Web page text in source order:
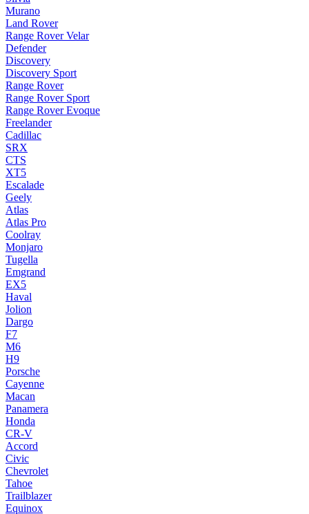
Murano
Land Rover
Range Rover Velar
Defender
Discovery
Discovery Sport
Range Rover
Range Rover Sport
Range Rover Evoque
Freelander
Cadillac
SRX
CTS
XT5
Escalade
Geely
Atlas
Atlas Pro
Coolray
Monjaro
Tugella
Emgrand
EX5
Haval
Jolion
Dargo
F7
M6
H9
Porsche
Cayenne
Macan
Panamera
Honda
CR-V
Accord
Civic
Chevrolet
Tahoe
Trailblazer
Equinox